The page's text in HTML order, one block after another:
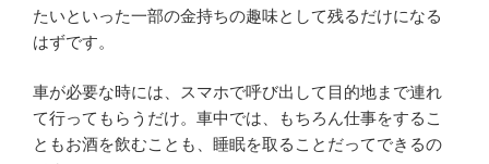
たいといった一部の金持ちの趣味として残るだけになる
はずです。
車が必要な時には、スマホで呼び出して目的地まで連れ
て行ってもらうだけ。車中では、もちろん仕事をするこ
ともお酒を飲むことも、睡眠を取ることだってできるの